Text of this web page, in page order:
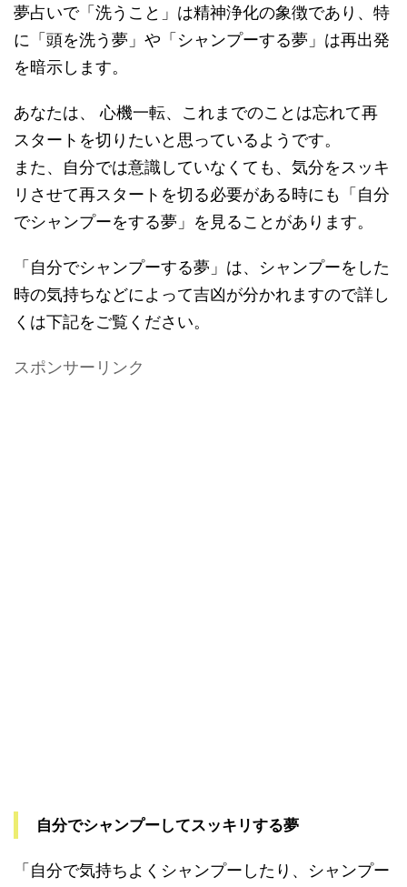
夢占いで「洗うこと」は精神浄化の象徴であり、特
に「頭を洗う夢」や「シャンプーする夢」は再出発
を暗示します。
あなたは、 心機一転、これまでのことは忘れて再
スタートを切りたいと思っているようです。
また、自分では意識していなくても、気分をスッキ
リさせて再スタートを切る必要がある時にも「自分
でシャンプーをする夢」を見ることがあります。
「自分でシャンプーする夢」は、シャンプーをした
時の気持ちなどによって吉凶が分かれますので詳し
くは下記をご覧ください。
スポンサーリンク
自分でシャンプーしてスッキリする夢
「自分で気持ちよくシャンプーしたり、シャンプー